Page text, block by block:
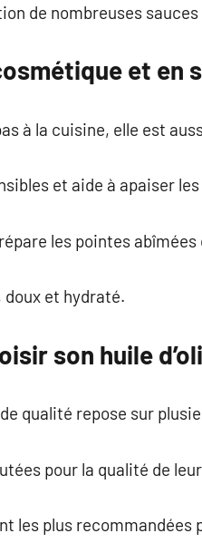
de nombreuses
et en
à la cuisine, elle est
et aide à apaiser
les pointes
doux et hydraté.
son huile
de qualité repose sur
pour la qualité de
les plus